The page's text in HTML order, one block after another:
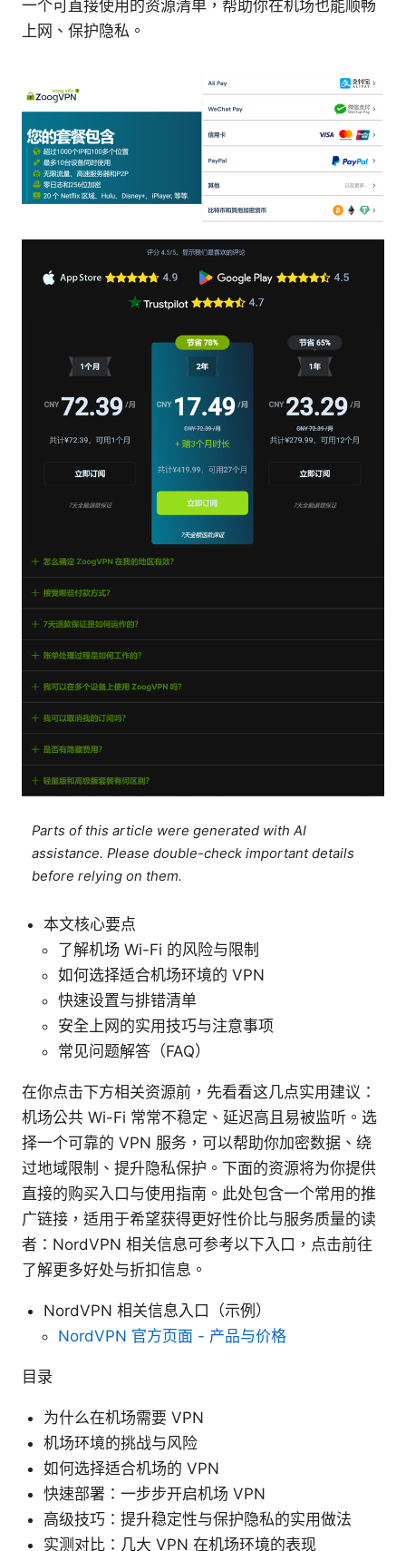
一个可直接使用的资源清单，帮助你在机场也能顺畅
上网、保护隐私。
Parts of this article were generated with AI
assistance. Please double-check important details
before relying on them.
本文核心要点
了解机场 Wi-Fi 的风险与限制
如何选择适合机场环境的 VPN
快速设置与排错清单
安全上网的实用技巧与注意事项
常见问题解答（FAQ）
在你点击下方相关资源前，先看看这几点实用建议：
机场公共 Wi-Fi 常常不稳定、延迟高且易被监听。选
择一个可靠的 VPN 服务，可以帮助你加密数据、绕
过地域限制、提升隐私保护。下面的资源将为你提供
直接的购买入口与使用指南。此处包含一个常用的推
广链接，适用于希望获得更好性价比与服务质量的读
者：NordVPN 相关信息可参考以下入口，点击前往
了解更多好处与折扣信息。
NordVPN 相关信息入口（示例）
NordVPN 官方页面 - 产品与价格
目录
为什么在机场需要 VPN
机场环境的挑战与风险
如何选择适合机场的 VPN
快速部署：一步步开启机场 VPN
高级技巧：提升稳定性与保护隐私的实用做法
实测对比：几大 VPN 在机场环境的表现